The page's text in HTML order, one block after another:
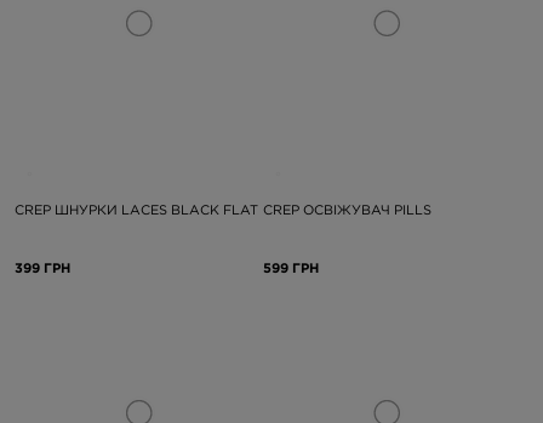
CREP ШНУРКИ LACES BLACK FLAT
399 ГРН
CREP ОСВІЖУВАЧ PILLS
599 ГРН